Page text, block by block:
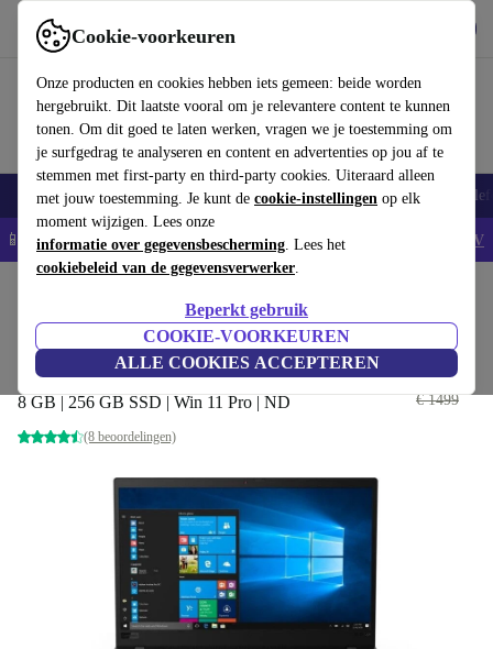
Cookie-voorkeuren
Onze producten en cookies hebben iets gemeen: beide worden
hergebruikt. Dit laatste vooral om je relevantere content te kunnen
tonen. Om dit goed te laten werken, vragen we je toestemming om
je surfgedrag te analyseren en content en advertenties op jou af te
stemmen met first-party en third-party cookies. Uiteraard alleen
met jouw toestemming. Je kunt de cookie-instellingen op elk
moment wijzigen. Lees onze
informatie over gegevensbescherming. Lees het
cookiebeleid van de gegevensverwerker.
Beperkt gebruik
COOKIE-VOORKEUREN
ALLE COOKIES ACCEPTEREN
Gebruik refurbed snel en eenvoudig
Smartphones Laptops Tablets Smartwatches Accessoires
📱5% EXTRA korting op alle iPhones – Code: IPHONEDEAL - AV
Lenovo ThinkPad X1 Carbon G8 |
i5-10210U | 14"
8 GB | 256 GB SSD | Win 11 Pro | ND
(8 beoordelingen)
€ 385
€ 1499